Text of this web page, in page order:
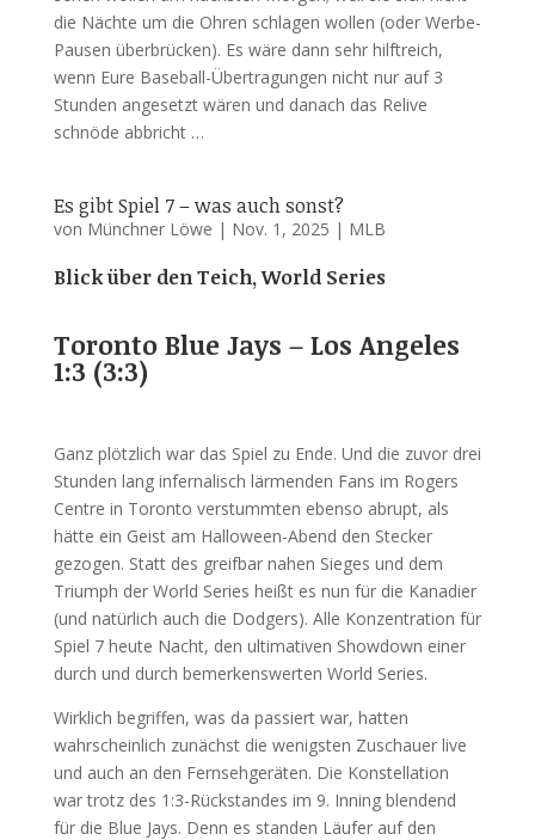
die Nächte um die Ohren schlagen wollen (oder Werbe-
Pausen überbrücken). Es wäre dann sehr hilftreich,
wenn Eure Baseball-Übertragungen nicht nur auf 3
Stunden angesetzt wären und danach das Relive
schnöde abbricht …
Es gibt Spiel 7 – was auch sonst?
von Münchner Löwe | Nov. 1, 2025 | MLB
Blick über den Teich, World Series
Toronto Blue Jays – Los Angeles
1:3 (3:3)
Ganz plötzlich war das Spiel zu Ende. Und die zuvor drei
Stunden lang infernalisch lärmenden Fans im Rogers
Centre in Toronto verstummten ebenso abrupt, als
hätte ein Geist am Halloween-Abend den Stecker
gezogen. Statt des greifbar nahen Sieges und dem
Triumph der World Series heißt es nun für die Kanadier
(und natürlich auch die Dodgers). Alle Konzentration für
Spiel 7 heute Nacht, den ultimativen Showdown einer
durch und durch bemerkenswerten World Series.
Wirklich begriffen, was da passiert war, hatten
wahrscheinlich zunächst die wenigsten Zuschauer live
und auch an den Fernsehgeräten. Die Konstellation
war trotz des 1:3-Rückstandes im 9. Inning blendend
für die Blue Jays. Denn es standen Läufer auf den